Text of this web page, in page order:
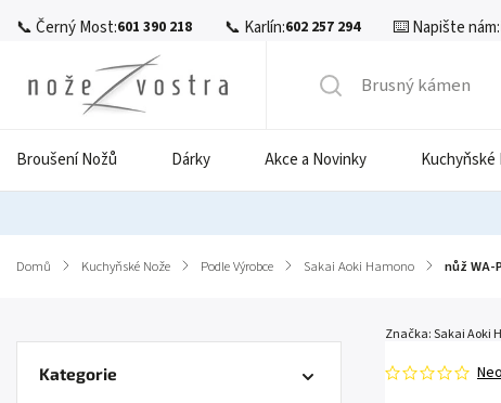
📞 Černý Most:601 390 218 📞 Karlín:602 257 294 ⌨️ Napište nám:
Broušení Nožů Dárky Akce a Novinky Kuchyňské
Domů / Kuchyňské Nože / Podle Výrobce / Sakai Aoki Hamono / nůž WA-
Kategorie
Značka:Sakai Aoki